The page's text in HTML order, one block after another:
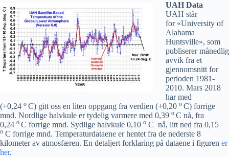
UAH Data
UAH står
for «University of
Alabama
Huntsville», som
publiserer månedlig
avvik fra et
gjennomsnitt for
perioden 1981-
2010. Mars 2018
har med
(+0,24 o C) gitt oss en liten oppgang fra verdien (+0,20 o C) forrige
mnd. Nordlige halvkule er tydelig varmere med 0,39 o C nå, fra
0,24 o C forrige mnd. Sydlige halvkule 0,10 o C nå, litt ned fra 0,15
o C forrige mnd. Temperaturdataene er hentet fra de nederste 8
kilometer av atmosfæren. En detaljert forklaring på dataene i figuren er
her.